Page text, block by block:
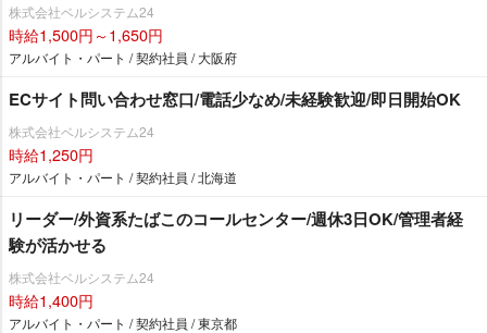
株式会社ベルシステム24
時給1,500円～1,650円
アルバイト・パート / 契約社員 / 大阪府
ECサイト問い合わせ窓口/電話少なめ/未経験歓迎/即日開始OK
株式会社ベルシステム24
時給1,250円
アルバイト・パート / 契約社員 / 北海道
リーダー/外資系たばこのコールセンター/週休3日OK/管理者経
験が活かせる
株式会社ベルシステム24
時給1,400円
アルバイト・パート / 契約社員 / 東京都